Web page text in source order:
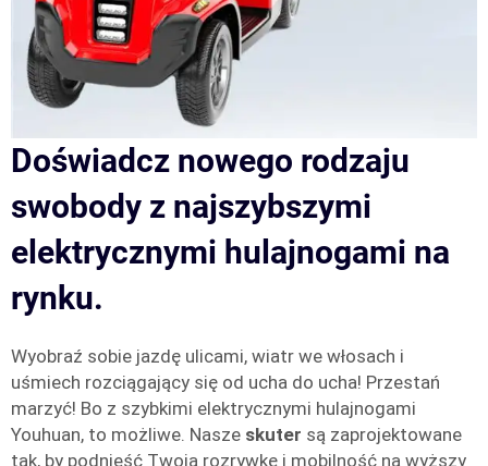
Doświadcz nowego rodzaju
swobody z najszybszymi
elektrycznymi hulajnogami na
rynku.
Wyobraź sobie jazdę ulicami, wiatr we włosach i
uśmiech rozciągający się od ucha do ucha! Przestań
marzyć! Bo z szybkimi elektrycznymi hulajnogami
Youhuan, to możliwe. Nasze skuter są zaprojektowane
tak, by podnieść Twoją rozrywkę i mobilność na wyższy